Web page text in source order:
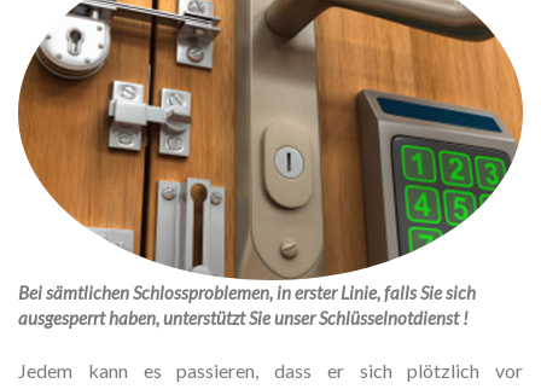
Bei sämtlichen Schlossproblemen, in erster Linie, falls Sie sich
ausgesperrt haben, unterstützt Sie unser Schlüsselnotdienst !
Jedem kann es passieren, dass er sich plötzlich vor